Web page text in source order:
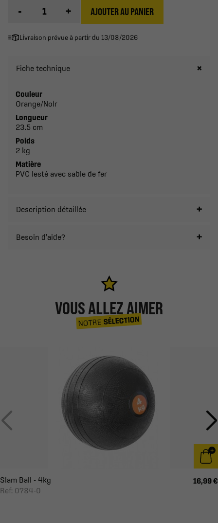
- + AJOUTER AU PANIER
Livraison prévue à partir du 13/08/2026
Fiche technique
Couleur
Orange/Noir
Longueur
23.5 cm
Poids
2 kg
Matière
PVC lesté avec sable de fer
Description détaillée
Besoin d'aide?
VOUS ALLEZ AIMER
NOTRESÉLECTION
Slam Ball - 4kg
Ref: 0784-0
16,99 €